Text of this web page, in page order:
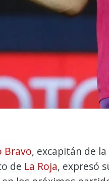
Bravo, excapitán de la
de La Roja, expresó